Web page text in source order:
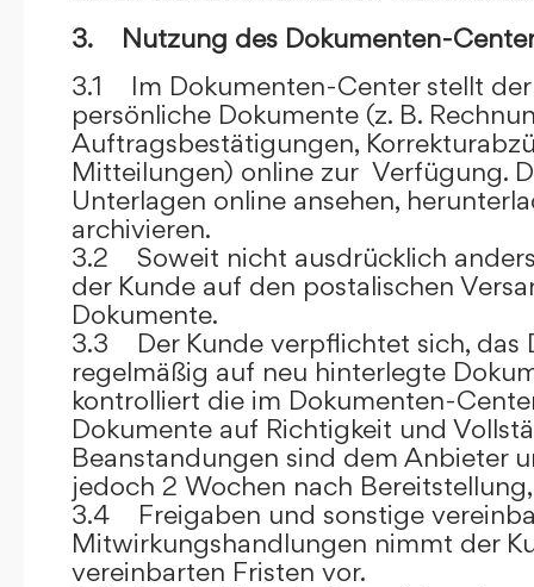
3. Nutzung des Dokumenten-
3.1 Im Dokumenten-Center stellt
persönliche Dokumente (z. B.
Auftragsbestätigungen,
Mitteilungen) online zur Verfügung.
Unterlagen online ansehen,
archivieren.
3.2 Soweit nicht ausdrücklich
der Kunde auf den postalischen
Dokumente.
3.3 Der Kunde verpflichtet sich, das
regelmäßig auf neu hinterlegte
kontrolliert die im Dokumenten-
Dokumente auf Richtigkeit und
Beanstandungen sind dem Anbieter
jedoch 2 Wochen nach
3.4 Freigaben und sonstige
Mitwirkungshandlungen nimmt der
vereinbarten Fristen vor.